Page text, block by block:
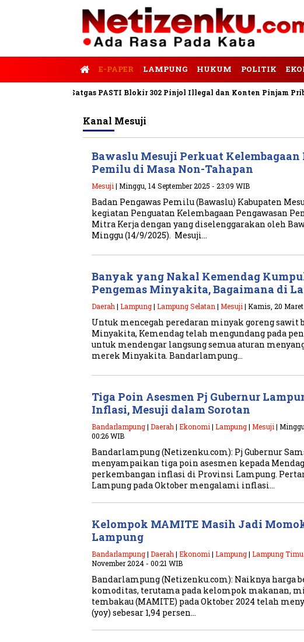
E-PAPER LAMPUNG HUKUM POLITIK
Satgas PASTI Blokir 302 Pinjol Illegal dan Konten Pinjam Pribadi
Kanal Mesuji
Bawaslu Mesuji Perkuat Kelembagaan
Pemilu di Masa Non-Tahapan
Mesuji | Minggu, 14 September 2025 - 23:09 WIB
Badan Pengawas Pemilu (Bawaslu) Kabupaten
kegiatan Penguatan Kelembagaan Pengawasan
Mitra Kerja dengan yang diselenggarakan oleh
Minggu (14/9/2025). Mesuji…
Banyak yang Nakal Kemendag
Pengemas Minyakita, Bagaimana di
Daerah | Lampung| Lampung Selatan | Mesuji | Kamis, 20 Maret
Untuk mencegah peredaran minyak goreng sawit
Minyakita, Kemendag telah mengundang pada
untuk mendengar langsung semua aturan
merek Minyakita. Bandarlampung…
Tiga Poin Asesmen Pj Gubernur
Inflasi, Mesuji dalam Sorotan
Bandarlampung| Daerah | Ekonomi | Lampung| Mesuji |
00:26 WIB
Bandarlampung (Netizenku.com): Pj Gubernur
menyampaikan tiga poin asesmen kepada
perkembangan inflasi di Provinsi Lampung.
Lampung pada Oktober mengalami inflasi…
Kelompok MAMITE Masih Jadi
Lampung
Bandarlampung| Daerah | Ekonomi | Lampung| Lampung
November 2024 - 00:21 WIB
Bandarlampung (Netizenku.com): Naiknya harga
komoditas, terutama pada kelompok makanan,
tembakau (MAMITE) pada Oktober 2024 telah
(yoy) sebesar 1,94 persen…